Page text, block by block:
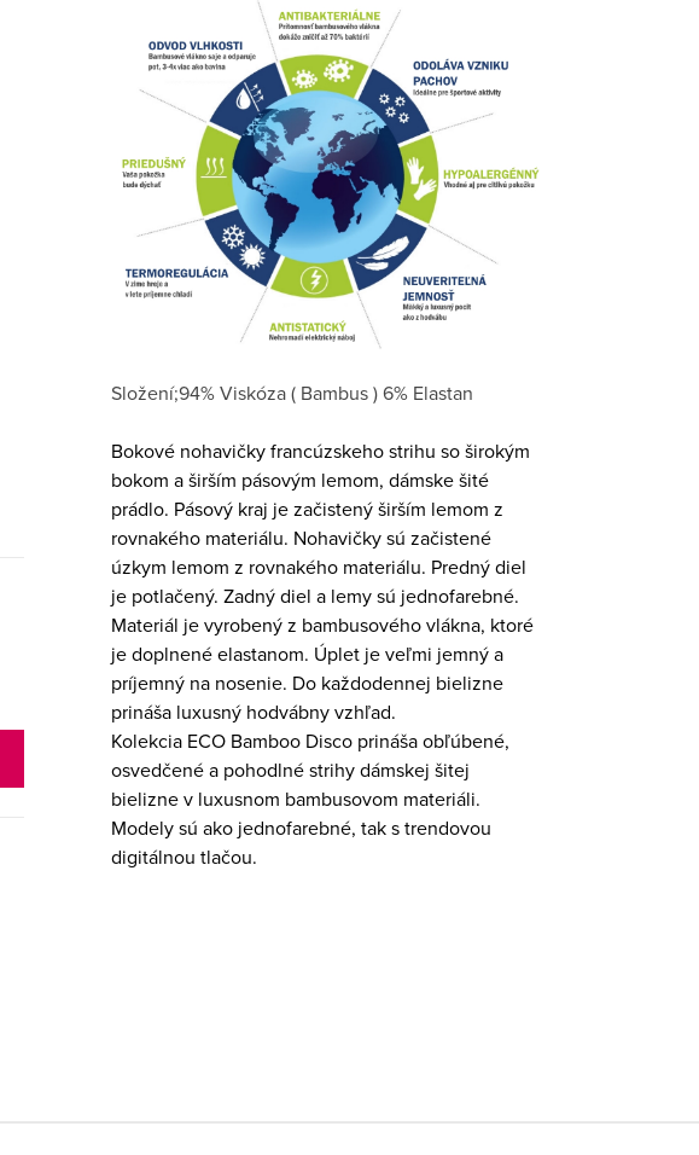
Složení;94% Viskóza ( Bambus ) 6% Elastan
Bokové nohavičky francúzskeho strihu so širokým
bokom a širším pásovým lemom, dámske šité
prádlo. Pásový kraj je začistený širším lemom z
rovnakého materiálu. Nohavičky sú začistené
úzkym lemom z rovnakého materiálu. Predný diel
je potlačený. Zadný diel a lemy sú jednofarebné.
Materiál je vyrobený z bambusového vlákna, ktoré
je doplnené elastanom. Úplet je veľmi jemný a
príjemný na nosenie. Do každodennej bielizne
prináša luxusný hodvábny vzhľad.
Kolekcia ECO Bamboo Disco prináša obľúbené,
osvedčené a pohodlné strihy dámskej šitej
bielizne v luxusnom bambusovom materiáli.
Modely sú ako jednofarebné, tak s trendovou
digitálnou tlačou.